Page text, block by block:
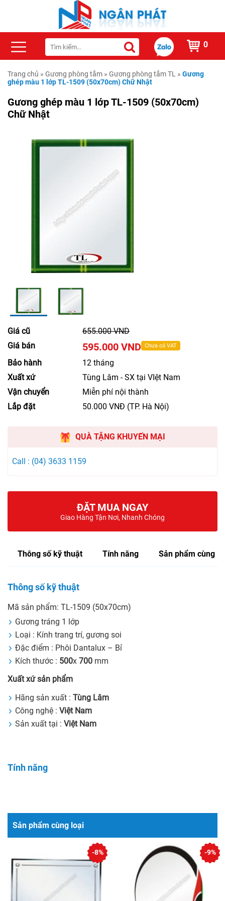
0
Trang chủ » Gương phòng tắm » Gương phòng tắm TL » Gương
ghép màu 1 lớp TL-1509 (50x70cm) Chữ Nhật
Gương ghép màu 1 lớp TL-1509 (50x70cm)
Chữ Nhật
Giá cũ
655.000 VND
Giá bán
595.000 VND Chưa có VAT
Bảo hành
12 tháng
Xuất xứ
Tùng Lâm - SX tại VIệt Nam
Vận chuyển
Miễn phí nội thành
Lắp đặt
50.000 VNĐ (TP. Hà Nội)
QUÀ TẶNG KHUYẾN MẠI
Call : (04) 3633 1159
ĐẶT MUA NGAY
Giao Hàng Tận Nơi, Nhanh Chóng
Thông số kỹ thuật Tính năng Sản phẩm cùng
Thông số kỹ thuật
Mã sản phẩm: TL-1509 (50x70cm)
Gương tráng 1 lớp
Loại : Kính trang trí, gương soi
Đặc điểm : Phôi Dantalux – Bỉ
Kích thước : 500x 700 mm
Xuất xứ sản phẩm
Hãng sản xuất : Tùng Lâm
Công nghệ : Việt Nam
Sản xuất tại : Việt Nam
Tính năng
Sản phẩm cùng loại
-8% -9%